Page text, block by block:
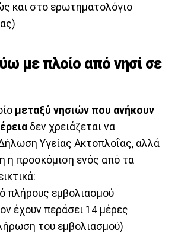
και στο ερωτηματολόγιο
με πλοίο από νησί σε
μεταξύ νησιών που ανήκουν
δεν χρειάζεται να
Υγείας Ακτοπλοΐας, αλλά
η προσκόμιση ενός από τα
πλήρους εμβολιασμού
έχουν περάσει 14 μέρες
του εμβολιασμού)